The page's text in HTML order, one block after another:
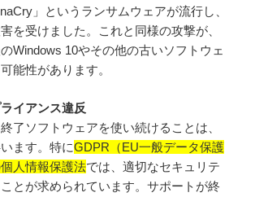
update-guide/en-US/advisory/CVE-
update-guide/en-US/advisory/CVE-
update-guide/en-US/advisory/CVE-
update-guide/en-US/advisory/CVE-
」というランサムウェアが流行し、
を受けました。これと同様の攻撃が、
Windows 10やその他の古いソフトウェ
能性があります。
イアンス違反
了ソフトウェアを使い続けることは、
ます。特にGDPR（EU一般データ保護
人情報保護法では、適切なセキュリテ
とが求められています。サポートが終